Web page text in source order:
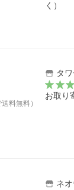
く）
料無料）
タ
お取り
ネ